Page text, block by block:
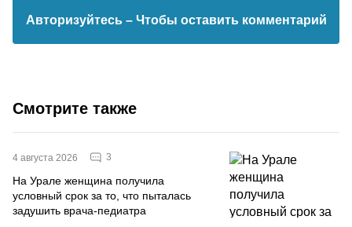
Авторизуйтесь – Чтобы оставить комментарий
Смотрите также
4 августа 2026 3
На Урале женщина получила
условный срок за то, что пыталась
задушить врача-педиатра